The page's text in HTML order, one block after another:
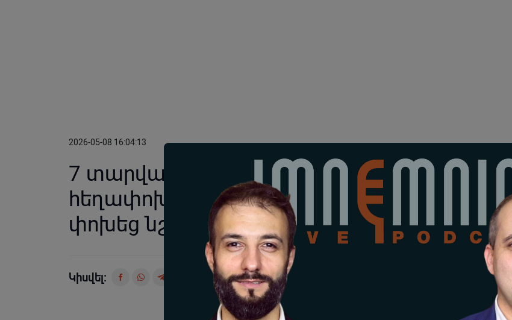
2026-05-08 16:04:13
7 տարվա ընթացքում ձեր կյանքը
հեղափոխության կենթարկվի, Ուրանը
փոխեց նշանը «ԱստրոMIX»
Կիսվել: